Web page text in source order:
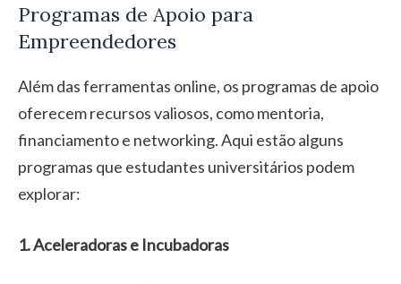
Programas de Apoio para
Empreendedores
Além das ferramentas online, os programas de apoio
oferecem recursos valiosos, como mentoria,
financiamento e networking. Aqui estão alguns
programas que estudantes universitários podem
explorar:
1. Aceleradoras e Incubadoras